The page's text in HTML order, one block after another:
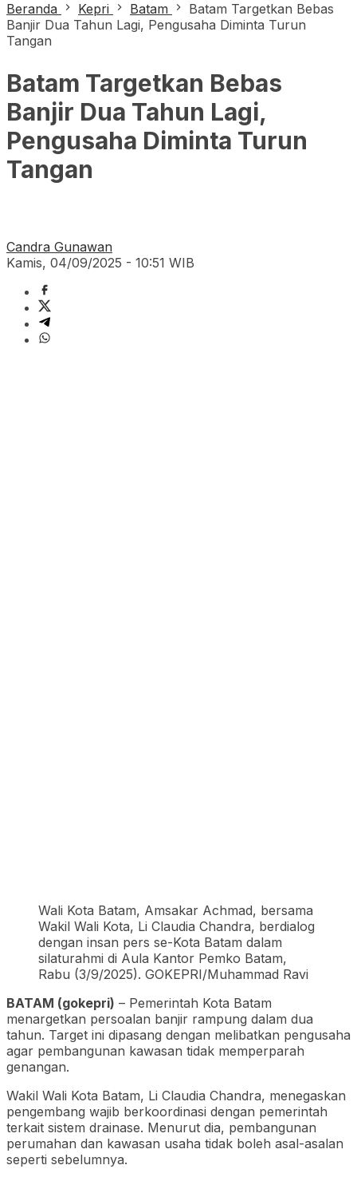
Beranda
Kepri Batam
Batam Targetkan Bebas
Banjir Dua Tahun Lagi, Pengusaha Diminta Turun
Tangan
Batam Targetkan Bebas
Banjir Dua Tahun Lagi,
Pengusaha Diminta Turun
Tangan
Candra Gunawan
Kamis, 04/09/2025 - 10:51 WIB
Wali Kota Batam, Amsakar Achmad, bersama
Wakil Wali Kota, Li Claudia Chandra, berdialog
dengan insan pers se-Kota Batam dalam
silaturahmi di Aula Kantor Pemko Batam,
Rabu (3/9/2025). GOKEPRI/Muhammad Ravi
BATAM (gokepri) – Pemerintah Kota Batam
menargetkan persoalan banjir rampung dalam dua
tahun. Target ini dipasang dengan melibatkan pengusaha
agar pembangunan kawasan tidak memperparah
genangan.
Wakil Wali Kota Batam, Li Claudia Chandra, menegaskan
pengembang wajib berkoordinasi dengan pemerintah
terkait sistem drainase. Menurut dia, pembangunan
perumahan dan kawasan usaha tidak boleh asal-asalan
seperti sebelumnya.